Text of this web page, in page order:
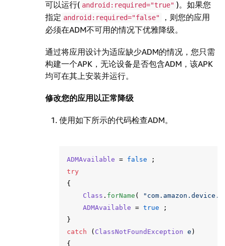
可以运行( android:required="true" )。如果您
指定 android:required="false"
，则您的应用
必须在ADM不可用的情况下优雅降级。
通过将应用设计为适应缺少ADM的情况，您只需
构建一个APK，无论设备是否包含ADM，该APK
均可在其上安装并运行。
修改您的应用以正常降级
使用如下所示的代码检查ADM。
ADMAvailable = false
;
try
{
Class . forName (
ADMAvailable = true
;
}
catch
( ClassNotFoundException e )
{